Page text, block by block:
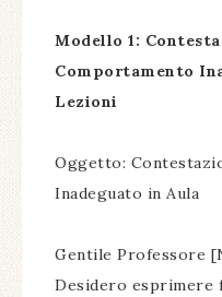
Modello 1:
Comportamento
Lezioni
Oggetto:
Inadeguato in Aula
Gentile Professore
Desidero esprimere